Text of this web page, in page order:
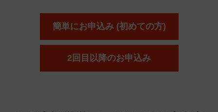
簡単にお申込み (初めての方)
2回目以降のお申込み